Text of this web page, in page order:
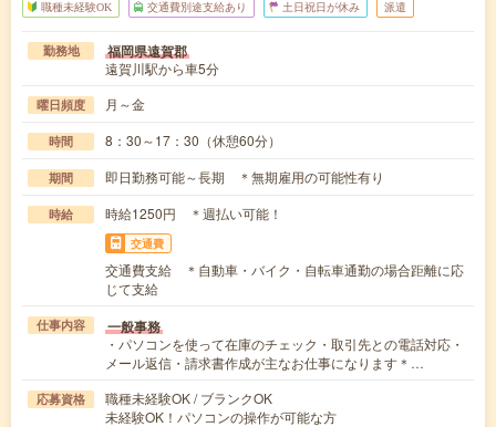
職種未経験OK 交通費別途支給あり 土日祝日が休み 派遣
勤務地 福岡県遠賀郡
遠賀川駅から車5分
曜日頻度 月～金
時間 8：30～17：30（休憩60分）
期間 即日勤務可能～長期 ＊無期雇用の可能性有り
時給 時給1250円 ＊週払い可能！
交通費
交通費支給 ＊自動車・バイク・自転車通勤の場合距離に応
じて支給
仕事内容 一般事務
・パソコンを使って在庫のチェック・取引先との電話対応・
メール返信・請求書作成が主なお仕事になります＊…
応募資格
職種未経験OK / ブランクOK
未経験OK！パソコンの操作が可能な方